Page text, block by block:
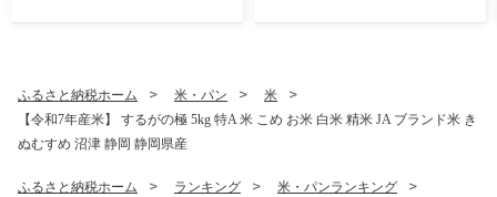
ふるさと納税ホーム 米・パン
米
【令和7年産米】 するがの極 5kg 特A 米 こめ お米 白米 精米 JA ブランド米 き
ぬむすめ 沼津 静岡 静岡県産
ふるさと納税ホーム ランキング
米・パンランキング